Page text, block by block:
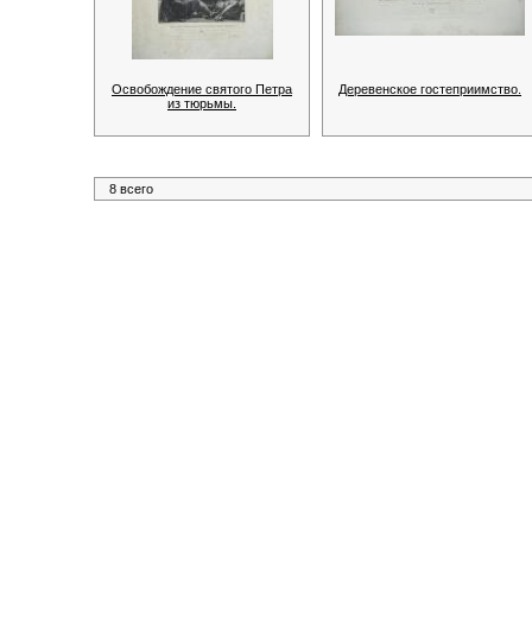
Освобождение святого Петра
из тюрьмы.
Деревенское гостеприимство.
8 всего